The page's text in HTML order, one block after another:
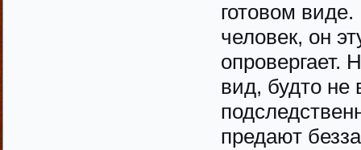
готовом
человек, он
опровергает.
вид, будто не
предают